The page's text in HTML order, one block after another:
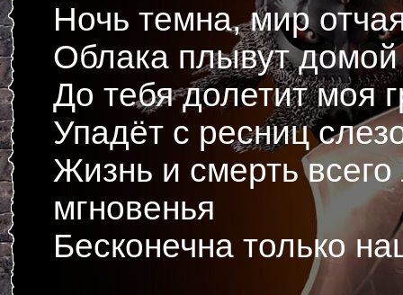
Ночь темна, мир
Облака плывут домой
До тебя долетит моя
Упадёт с ресниц
Жизнь и смерть
мгновенья
Бесконечна только